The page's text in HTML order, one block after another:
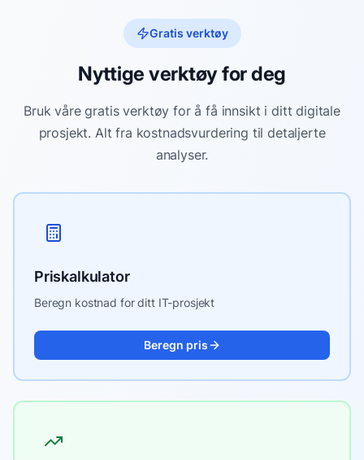
Gratis verktøy
Nyttige verktøy for deg
Bruk våre gratis verktøy for å få innsikt i ditt digitale
prosjekt. Alt fra kostnadsvurdering til detaljerte
analyser.
Priskalkulator
Beregn kostnad for ditt IT-prosjekt
Beregn pris